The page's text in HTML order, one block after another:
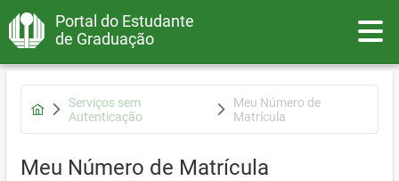
Portal do Estudante
de Graduação
Serviços sem
Autenticação
Meu Número de
Matrícula
Meu Número de Matrícula